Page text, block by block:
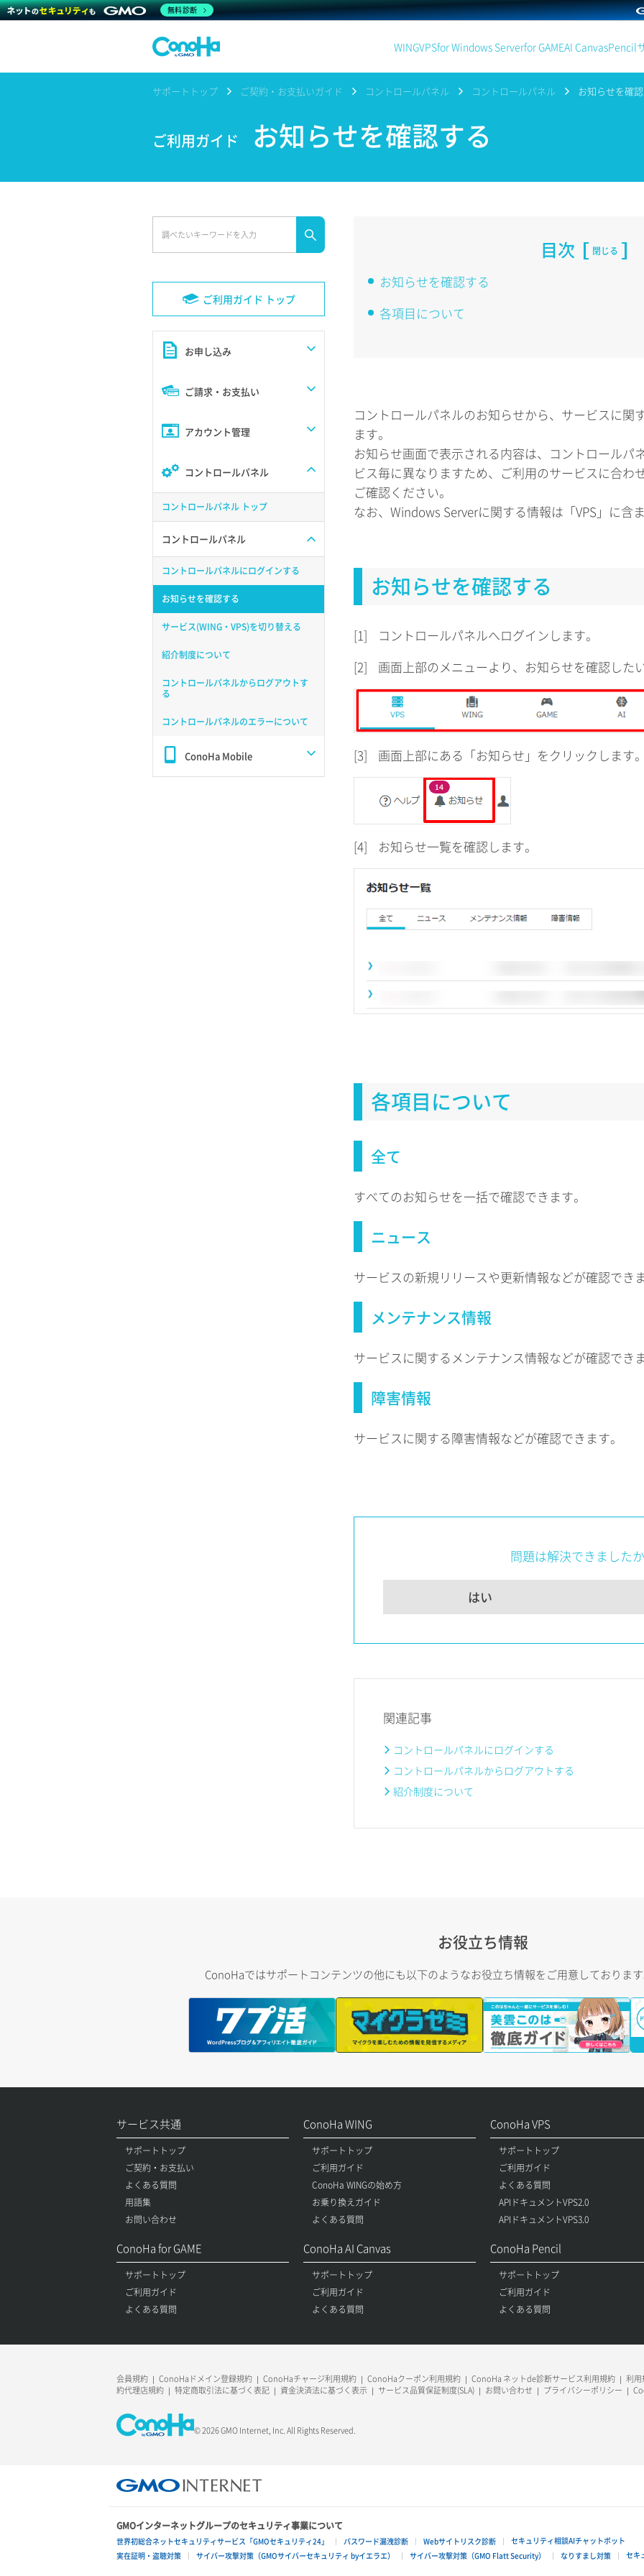
WINGVPSfor Windows Serverfor GAMEAI CanvasPencil
サポートトップ ご契約・お支払いガイド コントロールパネル コントロールパネル お知らせを確
ご利用ガイド お知らせを確認する
ご利用ガイド トップ
お申し込み
ご請求・お支払い
アカウント管理
コントロールパネル
コントロールパネル トップ
コントロールパネル
コントロールパネルにログインする
お知らせを確認する
サービス(WING・VPS)を切り替える
紹介制度について
コントロールパネルからログアウトす
る
コントロールパネルのエラーについて
ConoHa Mobile
目次 閉じる
お知らせを確認する
各項目について
コントロールパネルのお知らせから、サービスに関
ます。
お知らせ画面で表示される内容は、コントロールパ
ビス毎に異なりますため、ご利用のサービスに合わ
ご確認ください。
なお、Windows Serverに関する情報は「VPS」に含
お知らせを確認する
[1]
コントロールパネルへログインします。
[2]
画面上部のメニューより、お知らせを確認した
[3] 画面上部にある「お知らせ」をクリックします
[4] お知らせ一覧を確認します。
各項目について
全て
すべてのお知らせを一括で確認できます。
ニュース
サービスの新規リリースや更新情報などが確認でき
メンテナンス情報
サービスに関するメンテナンス情報などが確認でき
障害情報
サービスに関する障害情報などが確認できます。
問題は解決できました
はい
関連記事
コントロールパネルにログインする
コントロールパネルからログアウトする
紹介制度について
お役立ち情報
ConoHaではサポートコンテンツの他にも以下のようなお役立ち情報をご用意しておりま
サービス共通
サポートトップ
ご契約・お支払い
よくある質問
用語集
お問い合わせ
ConoHa WING
サポートトップ
ご利用ガイド
ConoHa WINGの始め方
お乗り換えガイド
よくある質問
ConoHa VPS
サポートトップ
ご利用ガイド
よくある質問
APIドキュメントVPS2.0
APIドキュメントVPS3.0
ConoHa for GAME
サポートトップ
ご利用ガイド
よくある質問
ConoHa AI Canvas
サポートトップ
ご利用ガイド
よくある質問
ConoHa Pencil
サポートトップ
ご利用ガイド
よくある質問
会員規約 ConoHaドメイン登録規約 ConoHaチャージ利用規約 ConoHaクーポン利用規約 ConoHa ネットde診断サービス利用規約
利用
約代理店規約
特定商取引法に基づく表記 資金決済法に基づく表示 サービス品質保証制度(SLA) お問い合わせ プライバシーポリシー
© 2026 GMO Internet, Inc. All Rights Reserved.
GMOインターネットグループのセキュリティ事業について
世界初総合ネットセキュリティサービス「GMOセキュリティ24」 パスワード漏洩診断 Webサイトリスク診断
セキュリティ相談AIチャットボット
実在証明・盗聴対策
サイバー攻撃対策（GMOサイバーセキュリティ byイエラエ） サイバー攻撃対策（GMO Flatt Security） なりすまし対策 セキ
無料診断